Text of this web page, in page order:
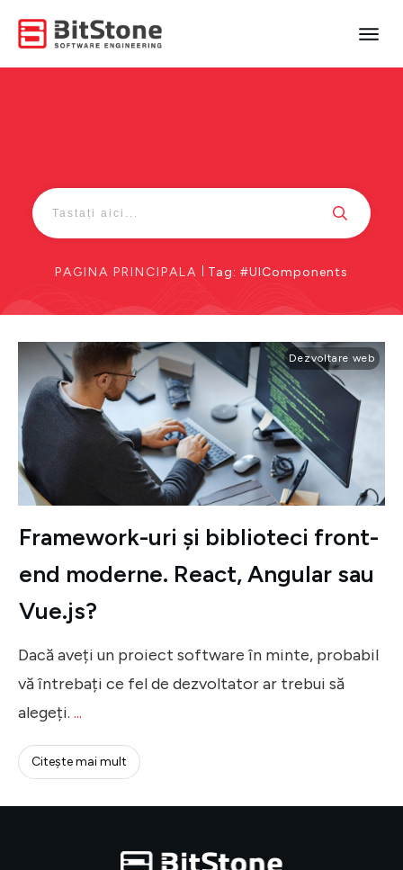
PAGINA PRINCIPALA Tag: #UIComponents
Dezvoltare web
Framework-uri și biblioteci front-
end moderne. React, Angular sau
Vue.js?
Dacă aveți un proiect software în minte, probabil
vă întrebați ce fel de dezvoltator ar trebui să
alegeți. ...
Citeşte mai mult